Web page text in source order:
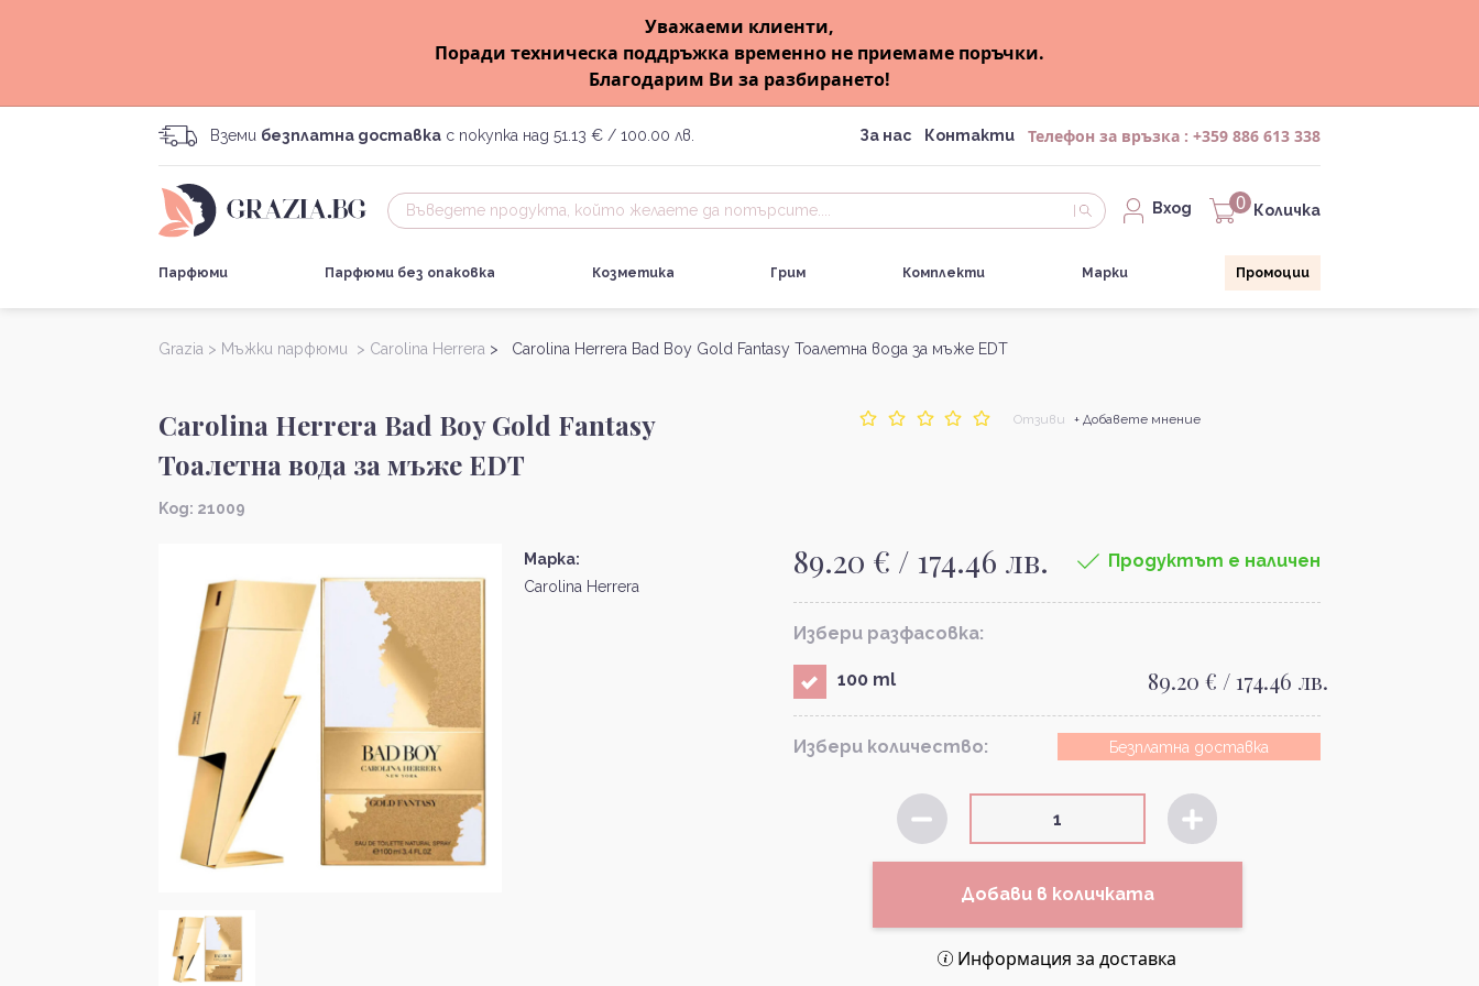
Уважаеми клиенти,
Поради техническа поддръжка временно не приемаме поръчки.
Благодарим Ви за разбирането!
Вземи безплатна доставка с покупка над 51.13 € / 100.00 лв. За нас Контакти Телефон за връзка : +359 886 613 338
Вход 0 Количка
Парфюми Парфюми без опаковка Козметика Грим Комплекти Марки Промоции
Grazia > Мъжки парфюми > Carolina Herrera > Carolina Herrera Bad Boy Gold Fantasy Тоалетна вода за мъже EDT
Carolina Herrera Bad Boy Gold Fantasy
Тоалетна вода за мъже EDT
Kод: 21009
Отзиви + Добавете мнение
Марка:
Carolina Herrera
89.20 € / 174.46 лв. Продуктът е наличен
Избери разфасовка:
100 ml 89.20 € / 174.46 лв.
Избери количество: Безплатна доставка
Добави в количката
Информация за доставка